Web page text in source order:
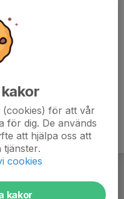
(cookies) för att vår
för dig. De används
att hjälpa oss att
cookies
kakor